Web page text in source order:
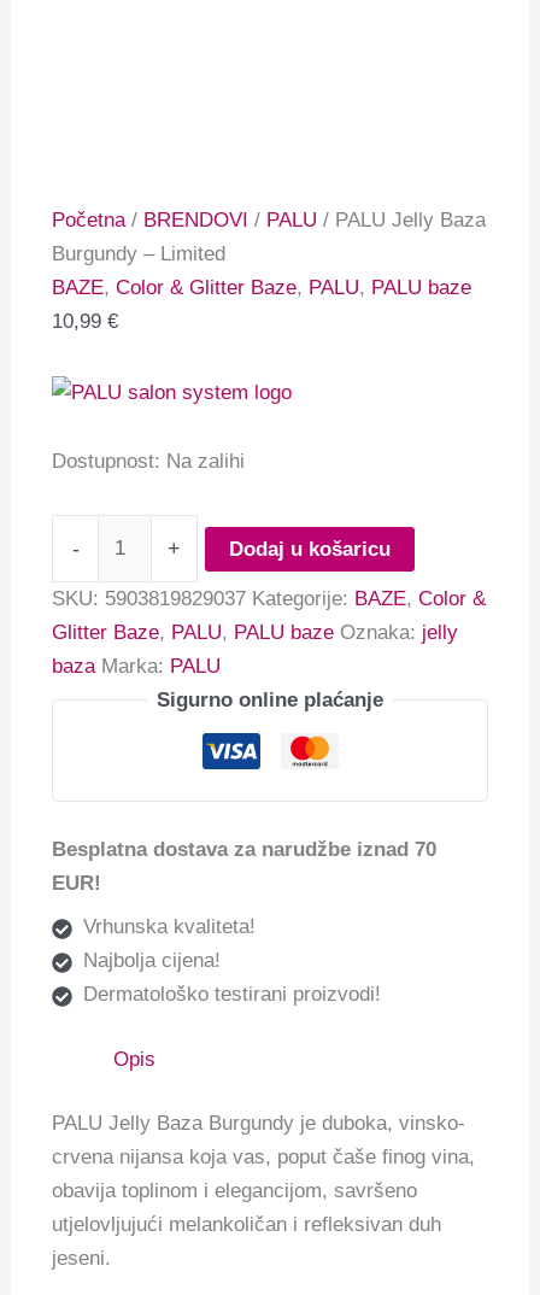
Početna/ BRENDOVI / PALU / PALU Jelly Baza
Burgundy – Limited
BAZE,Color & Glitter Baze, PALU, PALU baze
10,99€
Dostupnost: Na zalihi
- + Dodaj u košaricu
SKU: 5903819829037 Kategorije: BAZE,Color &
Glitter Baze, PALU, PALU baze Oznaka: jelly
baza Marka: PALU
Sigurno online plaćanje
Besplatna dostava za narudžbe iznad 70
EUR!
Vrhunska kvaliteta!
Najbolja cijena!
Dermatološko testirani proizvodi!
Opis
PALU Jelly Baza Burgundy je duboka, vinsko-
crvena nijansa koja vas, poput čaše finog vina,
obavija toplinom i elegancijom, savršeno
utjelovljujući melankoličan i refleksivan duh
jeseni.